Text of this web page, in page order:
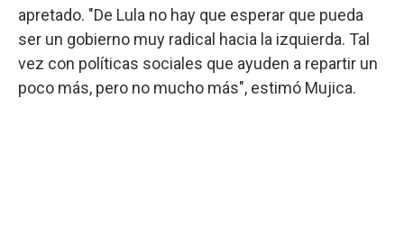
apretado. "De Lula no hay que esperar que pueda
ser un gobierno muy radical hacia la izquierda. Tal
vez con políticas sociales que ayuden a repartir un
poco más, pero no mucho más", estimó Mujica.